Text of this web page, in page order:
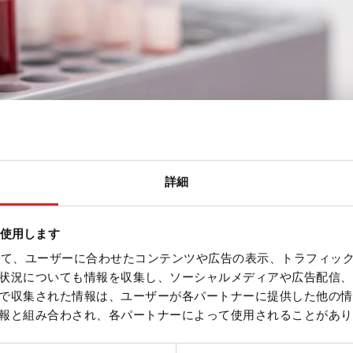
詳細
用します
、ユーザーに合わせたコンテンツや広告の表示、トラフィッ
況についても情報を収集し、ソーシャルメディアや広告配信
収集された情報は、ユーザーが各パートナーに提供した他の
と組み合わされ、各パートナーによって使用されることがあ
レー, に適している。 ブロックラ